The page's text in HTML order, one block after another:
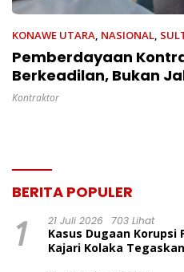
KONAWE UTARA, NASIONAL,
Pemberdayaan
Berkeadilan, Bukan
Kontraktor
BERITA POPULER
1 21 Juli 2026 703 Lihat
Kasus Dugaan Korupsi
Kajari Kolaka